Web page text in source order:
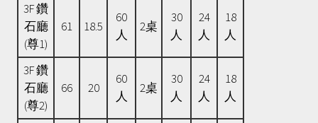
3F 鑽
石廳
(尊1)
61 18.5
60
人
2桌
30
人
24
人
18
人
3F 鑽
石廳
(尊2)
66 20
60
人
2桌
30
人
24
人
18
人